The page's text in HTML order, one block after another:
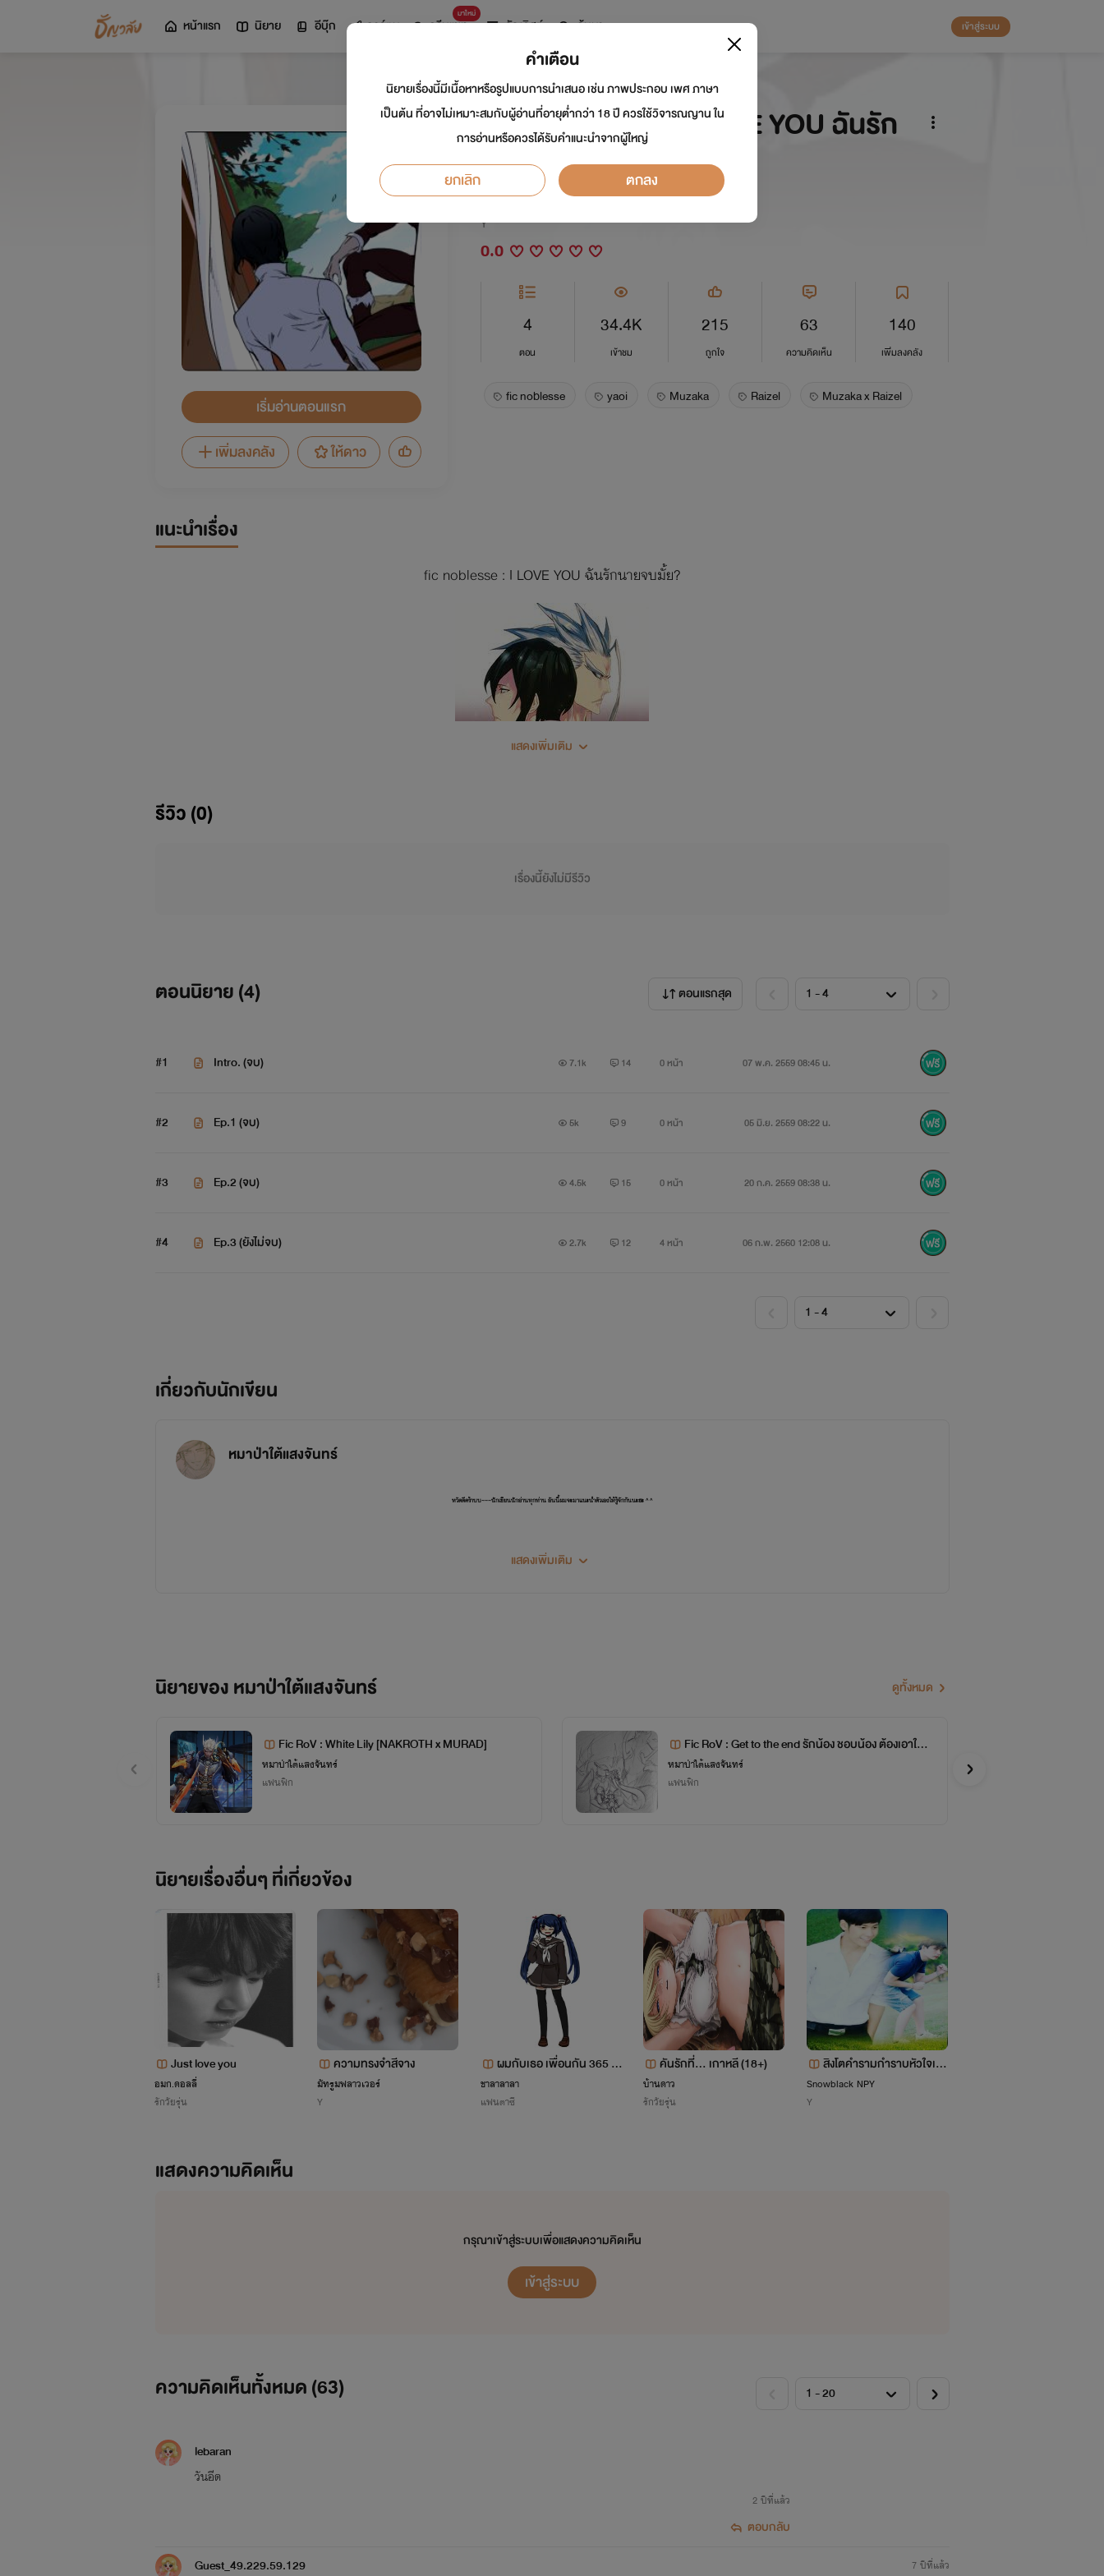
หน้าแรก นิยาย อีบุ๊ก การ์ตูน
มาใหม่
ดรีมแชท ธัญลิสต์ ค้นหา เข้าสู่ระบบ
เริ่มอ่านตอนแรก
เพิ่มลงคลัง
ให้ดาว
fic noblesse : I LOVE YOU ฉันรัก
นายจบมั้ย?
นักเขียน:หมาป่าใต้แสงจันทร์
Y
0.0
4
ตอน
34.4K
เข้าชม
215
ถูกใจ
63
ความคิดเห็น
140
เพิ่มลงคลัง
fic noblesse yaoi Muzaka Raizel Muzaka x Raizel
แนะนำเรื่อง
fic noblesse : I LOVE YOU ฉันรักนายจบมั้ย?
แต๊นตะแลนแตนแต่นแต่นแตนแต๊น~~~~~
และนี่ก็เป็นฟิคของเรื่องหนึ่ง ที่พวกเราต้องรู้จักกันดีแน่!(บางคนอาจจะไม่เคยอ่าน)
ใครเป็นสาวกท่าน คาดิส เอทราม่า ดิ ไรเซล บ้างยกมือหน่อย~!!!(เอาสั่นๆก็ได้- -;)
และคู่ของท่านไรที่ไรท์เลือกเอาไว้คือ~~~~~!!!!!!
ถ้าจะให้พูดง่ายๆฟิคนี้เป็นคู่ของท่านลอร์ดมุซากะกับท่านไรเซลแสนสวยของเรา(โดนอาณาเขตเลือดสูบเข้าไป)
ไรท์อาจจะมาอัพช้านะครับเพราะไรท์จะแวะไปแต่งเรื่องอื่นด้วย ขอฝาก fic noblesse yaoi เรื่องนี้ด้วยนะครับ ขอบคุณนะครับ บ๊ายบาย~\(^0^)/
มุซากะเอาทรายจากทะเลมาฝากช่างเป็นของขวัญที่ดีที่สุดในชีวิตของท่านไรT^T
แสดงเพิ่มเติม
รีวิว (0)
เรื่องนี้ยังไม่มีรีวิว
ตอนนิยาย (4) ตอนแรกสุด
#1 Intro. (จบ) 7.1k 14 0 หน้า 07 พ.ค. 2559 08:45 น.
#2 Ep.1 (จบ) 5k 9 0 หน้า 05 มิ.ย. 2559 08:22 น.
#3 Ep.2 (จบ) 4.5k 15 0 หน้า 20 ก.ค. 2559 08:38 น.
#4 Ep.3 (ยังไม่จบ) 2.7k 12 4 หน้า 06 ก.พ. 2560 12:08 น.
เกี่ยวกับนักเขียน
หมาป่าใต้แสงจันทร์
หวัดดีคร้าบบ~~~นักเขียนนักอ่านทุกท่าน อันนี้ผมจะมาแนะนำตัวเองให้รู้จักกันนะฮะ ^ ^
อาหารที่ชอบก็เป็นอาหารจำพวกราดแกงหรือต้มอะไรประมาณนี้ ส่วนที่ไม่ชอบก็น่าจะเป็นพวกของดองทุกประเภทเลย
ช่วงนี้ทุกท่านจะสังเกตุเห็นว่าไรท์งอกเรื่องใหม่บ่อยมาก~มากจนแบบไม่น่าเชื่อว่าจะงอกออกมาจริงๆ ก็นะไรท์มันเป็นพวกอารมณ์แปรปรวนง่าย เดี๋ยวดีเดี๋ยวร้ายคล้ายคน
เป็นเมนส์(ไหงหมายความตัวเองอุบาดขนาดนั้นจังฟะ- -;) ซึ่งช่วงนี้ไรท์งานยุ่งอยู่ด้วยไรท์ก็อาจจะไม่มีเวลามาอัพนักนะครับเพราะบางวันตอนกลับมาอารมณ์ไรท์จะบูดบ่จอ
ยอยู่บ่อยๆ ก็เลยไม่ค่อยอัพช่วงวันจันทร์ถึงศุกร์เท่าไร แต่ถ้าจะอัพก็เป็นบางวันเท่านั้น ส่วนเสาร์อาทิตย์ไรท์ก็จะพยายามมาอัพให้อ่านกันนะครับ
อันนี้ไอดีไลน์อีกอันครับ(เนื่องจากว่าอันเก่ามันเข้าไม่ได้):isaree2545
แอดมาได้ทุกเมื่อนะและอยากทวงนิยายเรื่องไหนก็ทวงมาเลยจ้า
เพราะบางทีเราก็ลืมว่าอันนี้ยังแต่งค้างอยู่แหะๆ
\(^๐^)/
และสิ่งที่ทุกคนต้องทราบคือไรท์เป็นพวกขี้เกียจและบางทีก็จะไม่ได้มาอัพต่อ หรือแวะไปอัพเรื่องอื่นต่อด้วย ฉะนั้น อย่าโกรธไรท์เลยนะเพราะแค่นี้ไรท์ก็จะบ้าตายแล้ว
ผมขอฝากนิยายเหล่านี้ด้วยนะฮะ รักผู้อ่านทุกท่าน ขอให้มีความสุขกันมากๆนะฮะ บ๊าย บาย
.............................
แสดงเพิ่มเติม
นิยายของ หมาป่าใต้แสงจันทร์ ดูทั้งหมด
Fic RoV : White Lily [NAKROTH x MURAD]
หมาป่าใต้แสงจันทร์
แฟนฟิก
Fic RoV : Get to the end รักน้อง ชอบน้อง ต้องเอาให้สุ
ด (Maloch x Xeniel)
หมาป่าใต้แสงจันทร์
แฟนฟิก
นิยายเรื่องอื่นๆ ที่เกี่ยวข้อง
Just love you
อมก.ดอลลี่
รักวัยรุ่น
ความทรงจำสีจาง
มัทรูมฟลาวเวอร์
Y
ผมกับเธอ เพื่อนกัน 365 วั
น
ชาลาลาลา
แฟนตาซี
คันรักที่... เกาหลี (18+)
บ้านดาว
รักวัยรุ่น
สิงโตคำรามกำราบหัวใจเจ้า
เต่าตัวน้อย
Snowblack NPY
Y
แสดงความคิดเห็น
กรุณาเข้าสู่ระบบเพื่อแสดงความคิดเห็น
เข้าสู่ระบบ
ความคิดเห็นทั้งหมด (63)
lebaran
วันอีด
2 ปีที่แล้ว
ตอบกลับ
Guest_49.229.59.129
7 ปีที่แล้ว
คำเตือน
นิยายเรื่องนี้มีเนื้อหาหรือรูปแบบการนำเสนอ เช่น ภาพประกอบ เพศ ภาษา
เป็นต้น ที่อาจไม่เหมาะสมกับผู้อ่านที่อายุต่ำกว่า 18 ปี ควรใช้วิจารณญาน ใน
การอ่านหรือควรได้รับคำแนะนำจากผู้ใหญ่
ยกเลิก ตกลง